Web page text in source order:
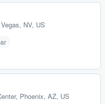
NV, US
, Phoenix, AZ, US